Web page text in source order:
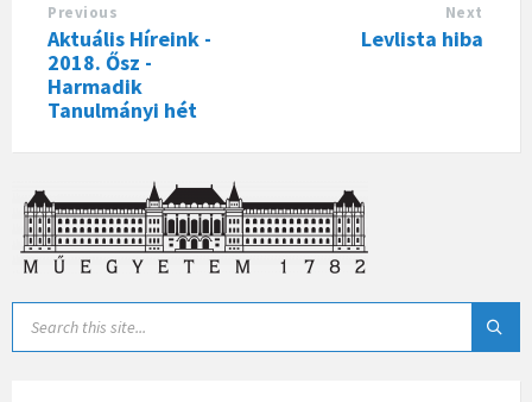
Previous
Aktuális Híreink -
2018. Ősz -
Harmadik
Tanulmányi hét
Next
Levlista hiba